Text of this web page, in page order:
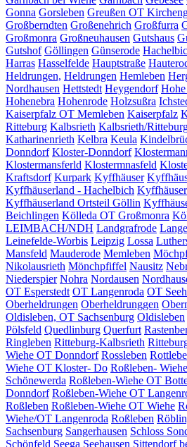
Gonna Gorsleben Greußen OT
Großberndten Großenehrich Großfurra
Großmonra Großneuhausen Gutshaus
Gutshof Göllingen Günserode
Harras Hasselfelde Hauptstraße
Heldrungen, Heldrungen Hemleben
Nordhausen Hettstedt Heygendorf
Hohenebra Hohenrode Holzsußra
Kaiserpfalz OT Memleben Kaiserpfalz
Ritteburg Kalbsrieth Kalbsrieth/
Katharinenrieth Kelbra Keula
Donndorf Kloster-Donndorf
Klostermansferld Klostermnasfeld
Kraftsdorf Kurpark Kyffhäuser
Kyffhäuserland - Hachelbich
Kyffhäuserland Ortsteil Göllin
Beichlingen Kölleda OT Großmonra
LEIMBACH/NDH Landgrafrode
Leinefelde-Worbis Leipzig Lossa
Mansfeld Mauderode Memleben
Nikolausrieth Mönchpfiffel Nausitz
Niederspier Nohra Nordausen
OT Esperstedt OT Langenroda OT
Oberheldrungen Oberheldrunggen
Oldisleben, OT Sachsenburg Oldisleben
Pölsfeld Quedlinburg Querfurt
Ringleben Ritteburg-Kalbsrieth
Wiehe OT Donndorf Rossleben
Wiehe OT Kloster- Do Roßleben- Wiehe
Schönewerda Roßleben-Wiehe OT
Donndorf Roßleben-Wiehe OT
Roßleben Roßleben-Wiehe OT Wiehe
Wiehe/OT Langenroda Roßleben
Sachsenburg Sangerhausen Schloss
Schönfeld Seega Seehausen Sittendorf